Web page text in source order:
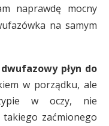
naprawdę mocny
na samym
płyn do
w porządku, ale
w oczy, nie
zaćmionego